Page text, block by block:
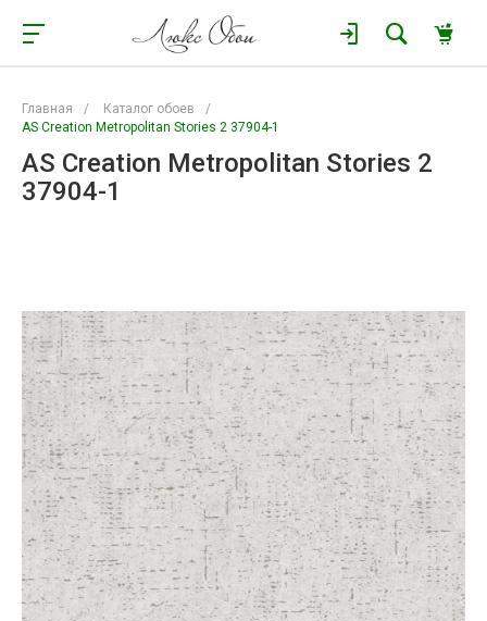
Главная / Каталог обоев
/
AS Creation Metropolitan Stories 2 37904-1
AS Creation Metropolitan Stories 2
37904-1